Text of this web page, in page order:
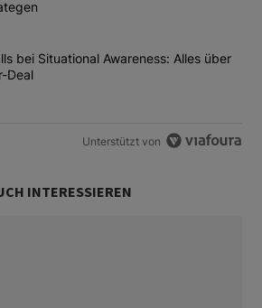
Titel "Margin Calls bei Situational
bei Situational Awareness: Alles über
Deal
Unterstützt von
INTERESSIEREN